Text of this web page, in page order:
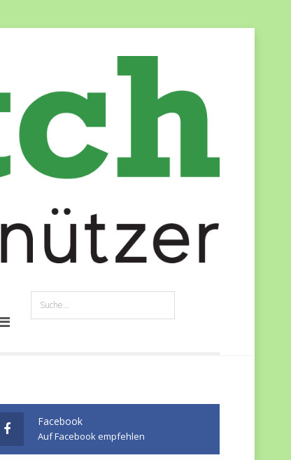
Facebook
Auf Facebook empfehlen